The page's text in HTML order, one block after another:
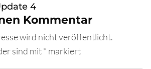
4
Kommentar
wird nicht veröffentlicht.
sind mit* markiert